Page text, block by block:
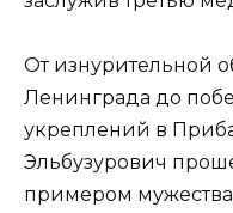
От изнурительной
Ленинграда до
укреплений в
Эльбузурович
примером мужества